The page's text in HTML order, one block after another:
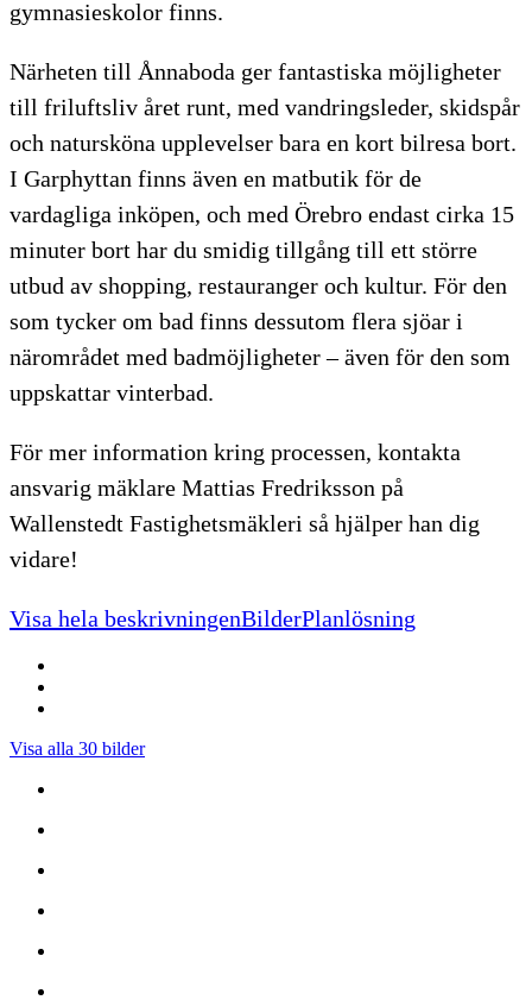
gymnasieskolor finns.
Närheten till Ånnaboda ger fantastiska möjligheter
till friluftsliv året runt, med vandringsleder, skidspår
och natursköna upplevelser bara en kort bilresa bort.
I Garphyttan finns även en matbutik för de
vardagliga inköpen, och med Örebro endast cirka 15
minuter bort har du smidig tillgång till ett större
utbud av shopping, restauranger och kultur. För den
som tycker om bad finns dessutom flera sjöar i
närområdet med badmöjligheter – även för den som
uppskattar vinterbad.
För mer information kring processen, kontakta
ansvarig mäklare Mattias Fredriksson på
Wallenstedt Fastighetsmäkleri så hjälper han dig
vidare!
Visa hela beskrivningenBilderPlanlösning
Visa alla 30 bilder